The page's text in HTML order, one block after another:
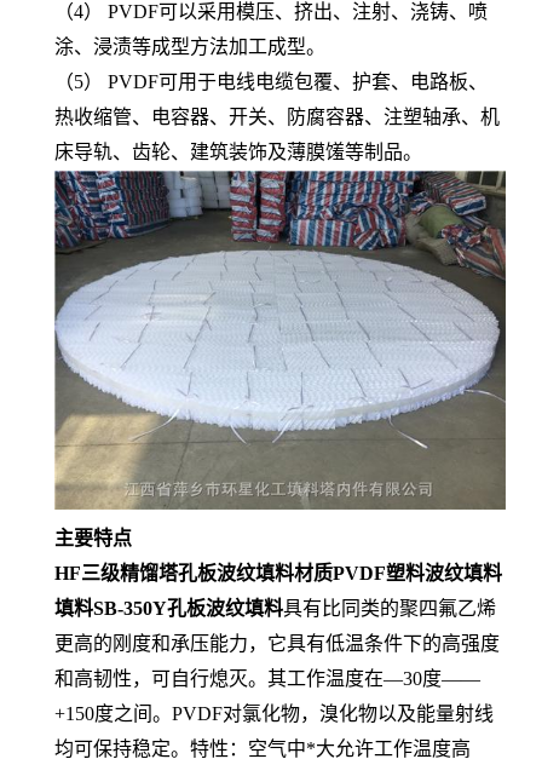
（4） PVDF可以采用模压、挤出、注射、浇铸、喷
涂、浸渍等成型方法加工成型。
（5） PVDF可用于电线电缆包覆、护套、电路板、
热收缩管、电容器、开关、防腐容器、注塑轴承、机
床导轨、齿轮、建筑装饰及薄膜馐等制品。
主要特点
HF三级精馏塔孔板波纹填料材质PVDF塑料波纹填料
填料SB-350Y孔板波纹填料具有比同类的聚四氟乙烯
更高的刚度和承压能力，它具有低温条件下的高强度
和高韧性，可自行熄灭。其工作温度在—30度——
+150度之间。PVDF对氯化物，溴化物以及能量射线
均可保持稳定。特性：空气中*大允许工作温度高